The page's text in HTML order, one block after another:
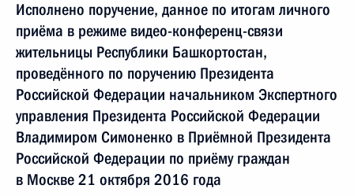
Исполнено поручение, данное по итогам личного
приёма в режиме видео-конференц-связи
жительницы Республики Башкортостан,
проведённого по поручению Президента
Российской Федерации начальником Экспертного
управления Президента Российской Федерации
Владимиром Симоненко в Приёмной Президента
Российской Федерации по приёму граждан
в Москве 21 октября 2016 года